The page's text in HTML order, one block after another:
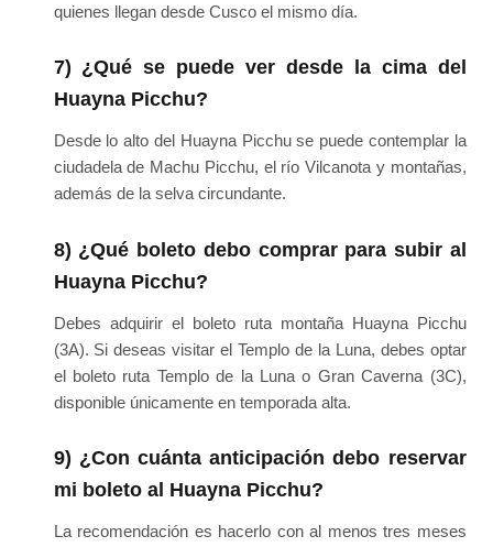
quienes llegan desde Cusco el mismo día.
7) ¿Qué se puede ver desde la cima del
Huayna Picchu?
Desde lo alto del Huayna Picchu se puede contemplar la
ciudadela de Machu Picchu, el río Vilcanota y montañas,
además de la selva circundante.
8) ¿Qué boleto debo comprar para subir al
Huayna Picchu?
Debes adquirir el boleto ruta montaña Huayna Picchu
(3A). Si deseas visitar el Templo de la Luna, debes optar
el boleto ruta Templo de la Luna o Gran Caverna (3C),
disponible únicamente en temporada alta.
9) ¿Con cuánta anticipación debo reservar
mi boleto al Huayna Picchu?
La recomendación es hacerlo con al menos tres meses